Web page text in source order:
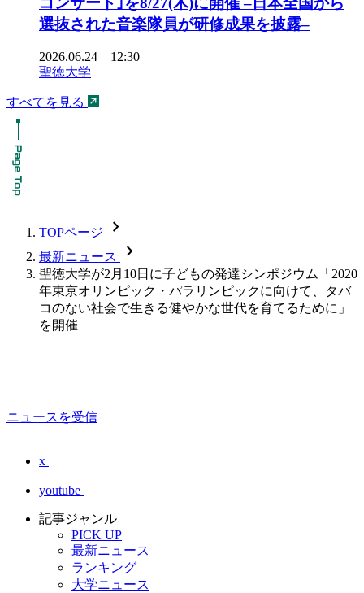
選抜された音楽隊員が研修成果を披露–
2026.06.24 12:30
聖徳大学
すべてを見る
TOPページ chevron_forward
最新ニュース chevron_forward
聖徳大学が2月10日に子どもの発達シンポジウム「2020
年東京オリンピック・パラリンピックに向けて、タバ
コのない社会で生きる健やかな世代を育てるために」
を開催
ニュースを受信
x
youtube
記事ジャンル
PICK UP
最新ニュース
ランキング
大学ニュース